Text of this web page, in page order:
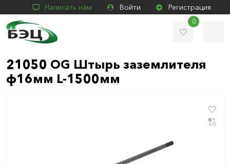
Написать нам Войти Регистрация
0
21050 OG Штырь заземлителя
ф16мм L-1500мм